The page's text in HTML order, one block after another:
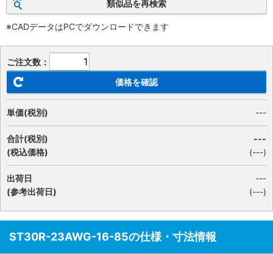
類似品を再検索
※CADデータはPCでダウンロードできます
ご注文数：
価格を確認
単価(税別) ---
合計(税別)
(税込価格)
---
(---)
出荷日
(参考出荷日)
---
(---)
ST30R-23AWG-16-85の仕様・寸法情報